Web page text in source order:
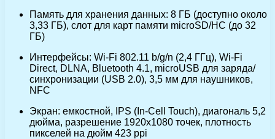
Память для хранения данных: 8 ГБ (доступно около
3,33 ГБ), слот для карт памяти microSD/HC (до 32
ГБ)
Интерфейсы: Wi-Fi 802.11 b/g/n (2,4 ГГц), Wi-Fi
Direct, DLNA, Bluetooth 4.1, microUSB для заряда/
синхронизации (USB 2.0), 3,5 мм для наушников,
NFC
Экран: емкостной, IPS (In-Cell Touch), диагональ 5,2
дюйма, разрешение 1920х1080 точек, плотность
пикселей на дюйм 423 ppi